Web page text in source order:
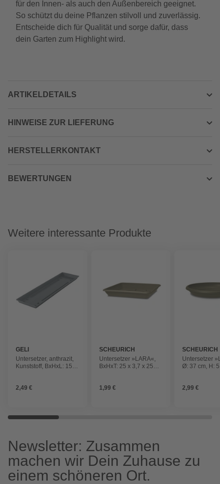
für den Innen- als auch den Außenbereich geeignet.
So schützt du deine Pflanzen stilvoll und zuverlässig.
Entscheide dich für Qualität und sorge dafür, dass
dein Garten zum Highlight wird.
ARTIKELDETAILS
HINWEISE ZUR LIEFERUNG
HERSTELLERKONTAKT
BEWERTUNGEN
Weitere interessante Produkte
GELI
Untersetzer, anthrazit,
Kunststoff, BxHxL: 15 x
2,49 €
SCHEURICH
Untersetzer »LARA«,
BxHxT: 25 x 3,7 x 25
1,99 €
SCHEURICH
Untersetzer
Ø: 37 cm, H:
2,99 €
Newsletter: Zusammen
machen wir Dein Zuhause zu
einem schöneren Ort.